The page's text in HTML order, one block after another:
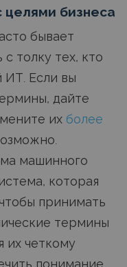
бизнеса
бывает
толку тех, кто
ИТ. Если вы
дайте
их более
машинного
которая
принимать
термины
их четкому
понимание.